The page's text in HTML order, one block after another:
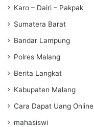
Karo – Dairi – Pakpak
Sumatera Barat
Bandar Lampung
Polres Malang
Berita Langkat
Kabupaten Malang
Cara Dapat Uang Online
mahasiswi